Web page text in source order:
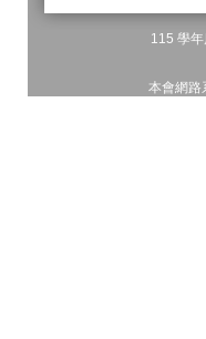
115 學
本會網路